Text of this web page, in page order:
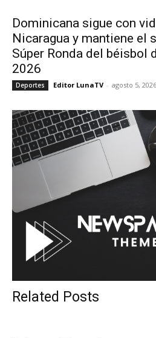
Dominicana sigue con
Nicaragua y mantiene el
Súper Ronda del béisbol
2026
Deportes Editor LunaTV - agosto 5, 2026
Related Posts